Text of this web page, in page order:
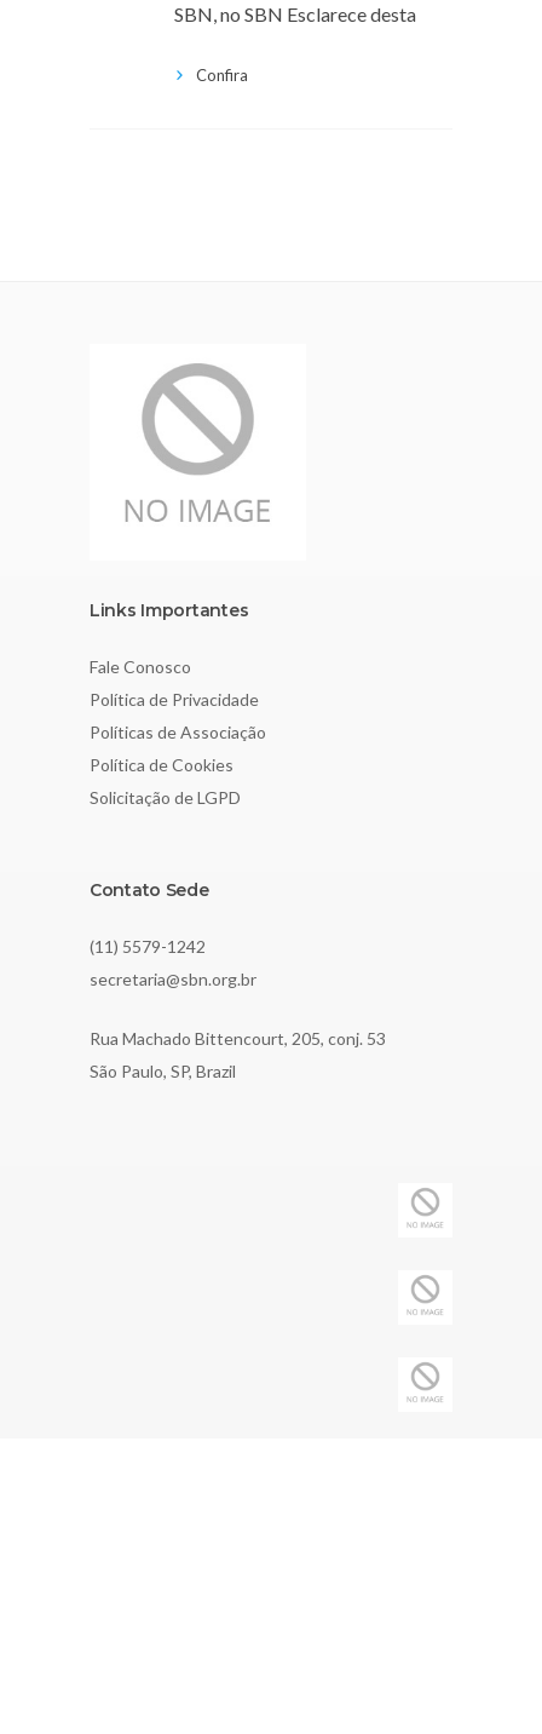
SBN, no SBN Esclarece desta
Confira
Links Importantes
Fale Conosco
Política de Privacidade
Políticas de Associação
Política de Cookies
Solicitação de LGPD
Contato Sede
(11) 5579-1242
secretaria@sbn.org.br
Rua Machado Bittencourt, 205, conj. 53
São Paulo, SP, Brazil